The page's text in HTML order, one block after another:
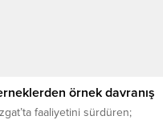
örnek davranış
faaliyetini sürdüren;